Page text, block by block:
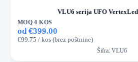
VLU6 serija UFO
MOQ 4 KOS
od €399.00
€99.75 / kos (brez poštnine)
Šifra: VLU6